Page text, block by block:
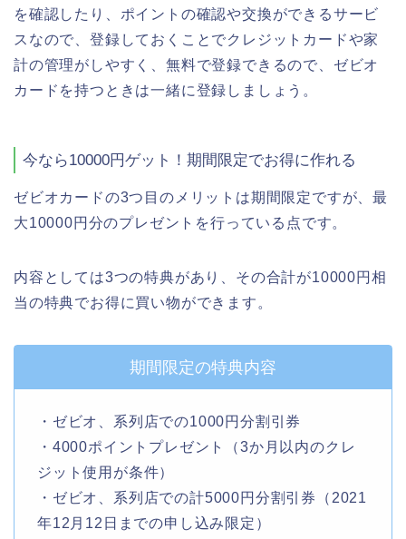
を確認したり、ポイントの確認や交換ができるサービ
スなので、登録しておくことでクレジットカードや家
計の管理がしやすく、無料で登録できるので、ゼビオ
カードを持つときは一緒に登録しましょう。
今なら10000円ゲット！期間限定でお得に作れる
ゼビオカードの3つ目のメリットは期間限定ですが、最
大10000円分のプレゼントを行っている点です。
内容としては3つの特典があり、その合計が10000円相
当の特典でお得に買い物ができます。
期間限定の特典内容
・ゼビオ、系列店での1000円分割引券
・4000ポイントプレゼント（3か月以内のクレ
ジット使用が条件）
・ゼビオ、系列店での計5000円分割引券（2021
年12月12日までの申し込み限定）